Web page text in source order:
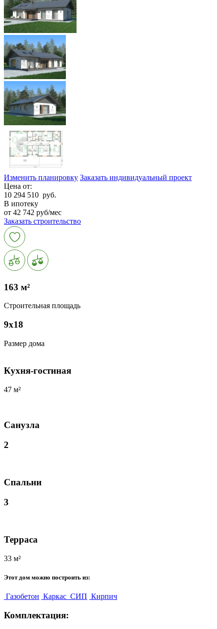
Изменить планировку Заказать индивидуальный проект
Цена от:
10 294 510 руб.
В ипотеку
от 42 742 руб/мес
Заказать строительство
163 м²
Строительная площадь
9х18
Размер дома
Кухня-гостиная
47 м²
Санузла
2
Спальни
3
Терраса
33 м²
Этот дом можно построить из:
Газобетон Каркас СИП Кирпич
Комплектация: